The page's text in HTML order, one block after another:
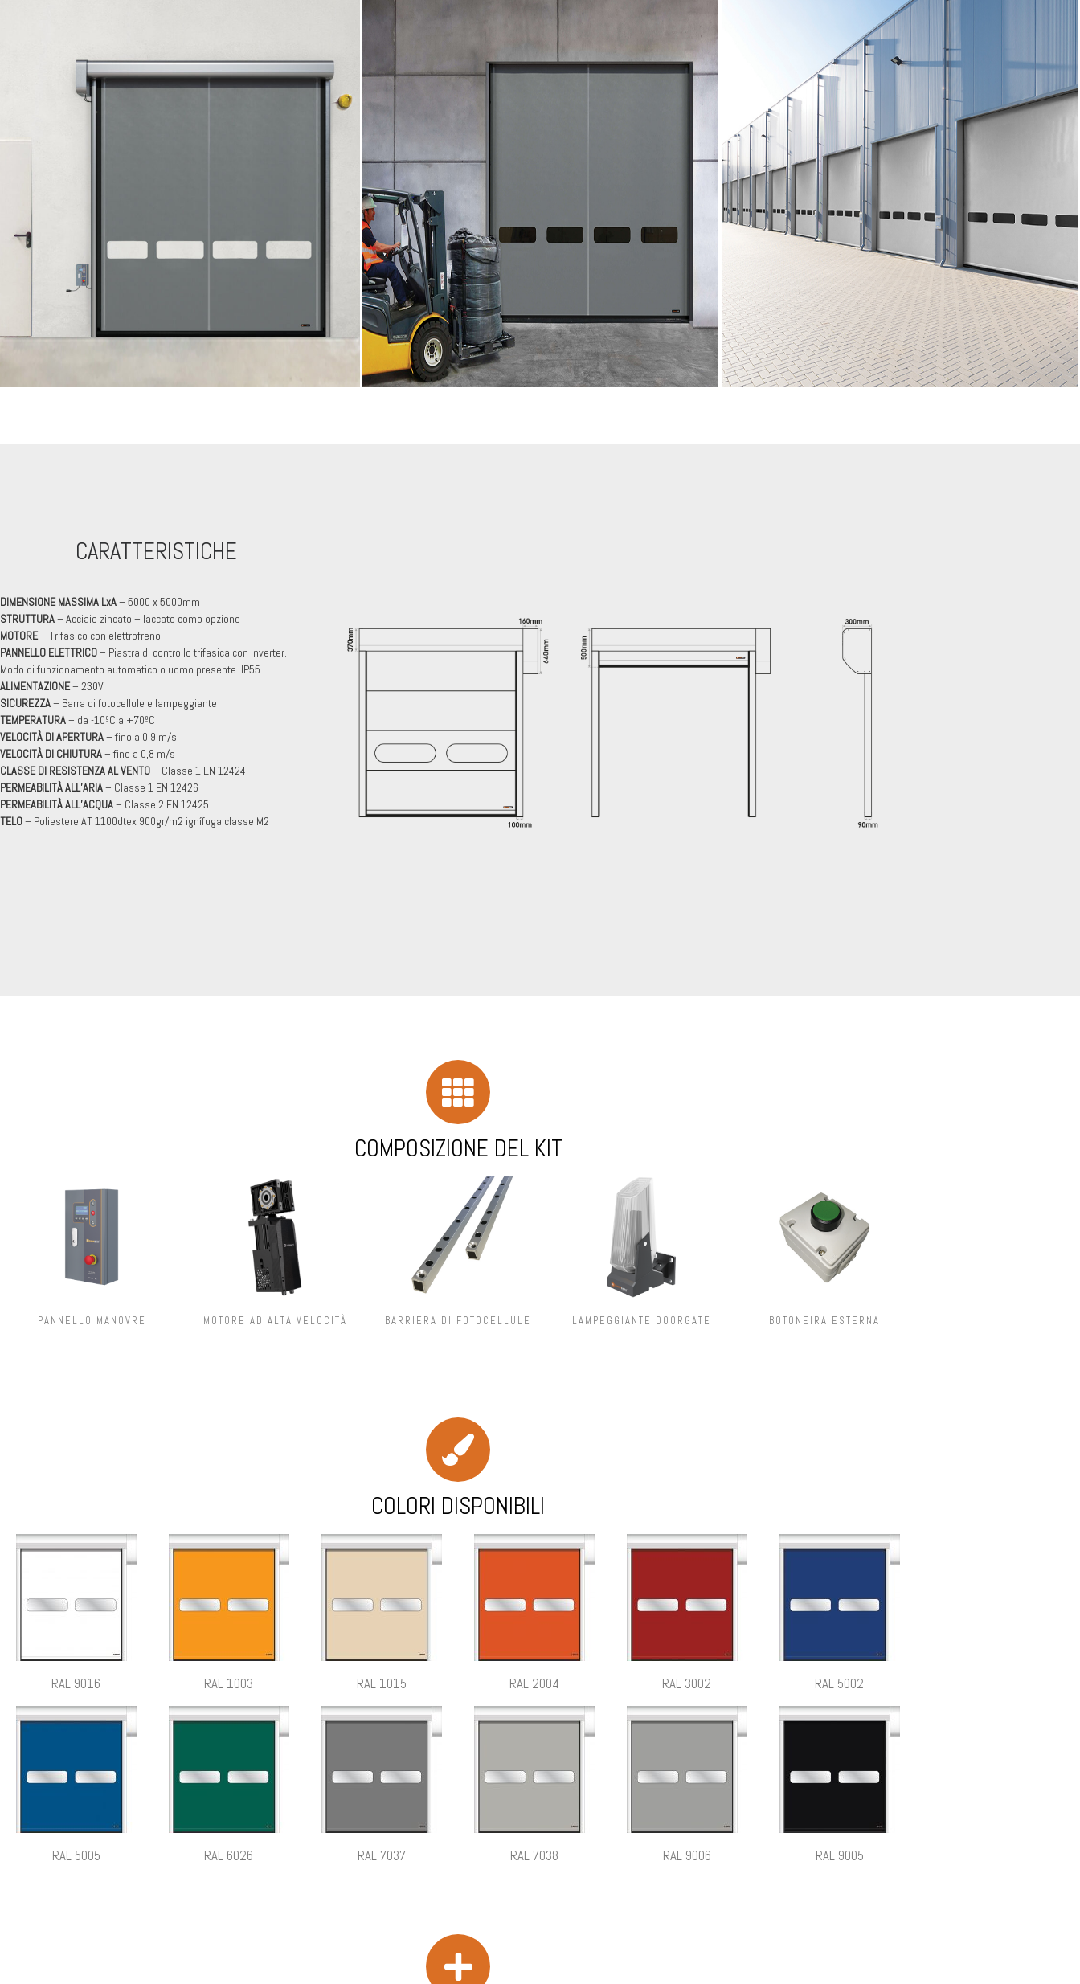
CARATTERISTICHE
DIMENSIONE MASSIMA LxA– 5000 x 5000mm
STRUTTURA– Acciaio zincato – laccato como opzione
MOTORE– Trifasico con elettrofreno
PANNELLO ELETTRICO– Piastra di controllo trifasica con inverter.
Modo di funzionamento automatico o uomo presente. IP55.
ALIMENTAZIONE– 230V
SICUREZZA– Barra di fotocellule e lampeggiante
TEMPERATURA– da -10ºC a +70ºC
VELOCITÀ DI APERTURA– fino a 0,9 m/s
VELOCITÀ DI CHIUTURA– fino a 0,8 m/s
CLASSE DI RESISTENZA AL VENTO– Classe 1 EN 12424
PERMEABILITÀ ALL’ARIA– Classe 1 EN 12426
PERMEABILITÀ ALL’ACQUA– Classe 2 EN 12425
TELO– Poliestere AT 1100dtex 900gr/m2 ignífuga classe M2
COMPOSIZIONE DEL KIT
PANNELLO MANOVRE MOTORE AD ALTA VELOCITÀ BARRIERA DI FOTOCELLULE LAMPEGGIANTE DOORGATE BOTONEIRA ESTERNA
COLORI DISPONIBILI
RAL 9016 RAL 1003 RAL 1015 RAL 2004 RAL 3002 RAL 5002
RAL 5005 RAL 6026 RAL 7037 RAL 7038 RAL 9006 RAL 9005